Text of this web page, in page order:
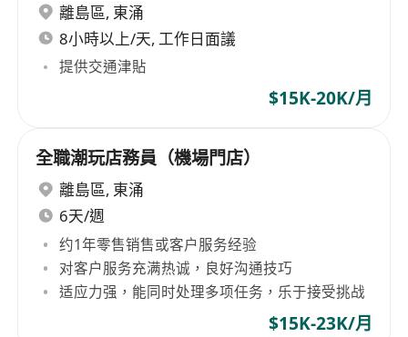
離島區, 東涌
8小時以上/天, 工作日面議
提供交通津貼
$15K-20K/月
全職潮玩店務員（機場門店）
離島區, 東涌
6天/週
约1年零售销售或客户服务经验
对客户服务充满热诚，良好沟通技巧
适应力强，能同时处理多项任务，乐于接受挑战
$15K-23K/月